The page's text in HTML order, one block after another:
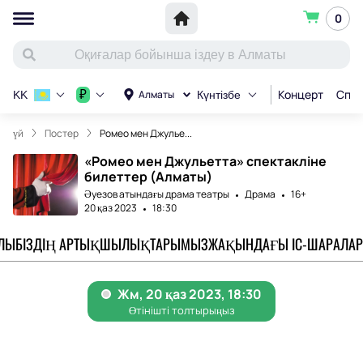
0
Алматы Күнтізбе Концерт
KK ₽
үй Постер Ромео мен Джулье...
«Ромео мен Джульетта» спектакліне
билеттер (Алматы)
Әуезов атындағы драма театры Драма
16+
20 қаз 2023
18:30
БІЗДІҢ АРТЫҚШЫЛЫҚТАРЫМЫЗЖАҚЫНДАҒЫ ІС-ШАРАЛАР